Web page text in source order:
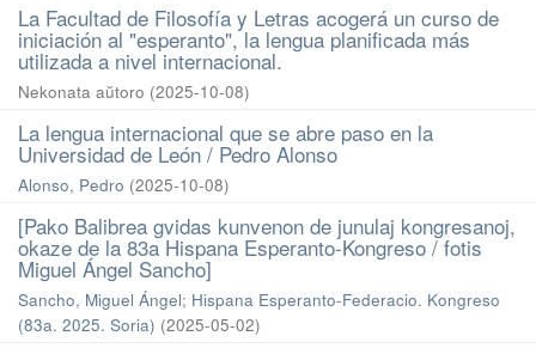
La Facultad de Filosofía y Letras acogerá un curso de
iniciación al "esperanto", la lengua planificada más
utilizada a nivel internacional.
Nekonata aŭtoro (2025-10-08)
La lengua internacional que se abre paso en la
Universidad de León / Pedro Alonso
Alonso, Pedro (2025-10-08)
[Pako Balibrea gvidas kunvenon de junulaj kongresanoj,
okaze de la 83a Hispana Esperanto-Kongreso / fotis
Miguel Ángel Sancho]
Sancho, Miguel Ángel; Hispana Esperanto-Federacio. Kongreso
(83a. 2025. Soria) (2025-05-02)